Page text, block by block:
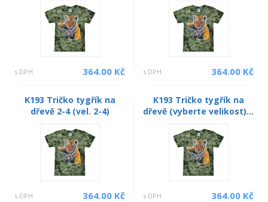
s DPH 364.00 Kč s DPH 364.00 Kč
K193 Tričko tygřík na
dřevě 2-4 (vel. 2-4)
s DPH 364.00 Kč
K193 Tričko tygřík na
dřevě (vyberte velikost)...
s DPH 364.00 Kč